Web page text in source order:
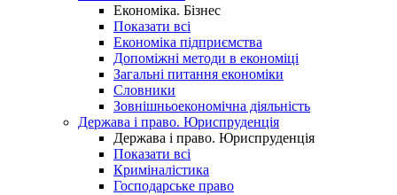
Економіка. Бізнес
Показати всі
Економіка підприємства
Допоміжні методи в економіці
Загальні питання економіки
Словники
Зовнішньоекономічна діяльність
Держава і право. Юриспруденція
Держава і право. Юриспруденція
Показати всі
Криміналістика
Господарське право